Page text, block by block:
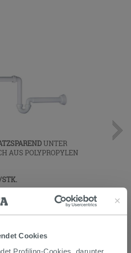
Cookies
Profiling-Cookies, darunter
UNTER
AUS POLYPROPYLEN
LEGEN